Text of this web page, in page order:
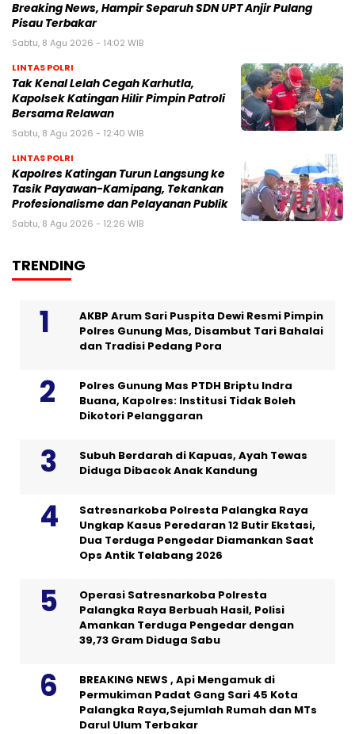
Breaking News, Hampir Separuh SDN UPT Anjir Pulang
Pisau Terbakar
Sabtu, 8 Agu 2026 - 14:02 WIB
LINTAS POLRI
Tak Kenal Lelah Cegah Karhutla,
Kapolsek Katingan Hilir Pimpin Patroli
Bersama Relawan
Sabtu, 8 Agu 2026 - 12:40 WIB
LINTAS POLRI
Kapolres Katingan Turun Langsung ke
Tasik Payawan-Kamipang, Tekankan
Profesionalisme dan Pelayanan Publik
Sabtu, 8 Agu 2026 - 12:26 WIB
TRENDING
AKBP Arum Sari Puspita Dewi Resmi Pimpin
Polres Gunung Mas, Disambut Tari Bahalai
dan Tradisi Pedang Pora
Polres Gunung Mas PTDH Briptu Indra
Buana, Kapolres: Institusi Tidak Boleh
Dikotori Pelanggaran
Subuh Berdarah di Kapuas, Ayah Tewas
Diduga Dibacok Anak Kandung
Satresnarkoba Polresta Palangka Raya
Ungkap Kasus Peredaran 12 Butir Ekstasi,
Dua Terduga Pengedar Diamankan Saat
Ops Antik Telabang 2026
Operasi Satresnarkoba Polresta
Palangka Raya Berbuah Hasil, Polisi
Amankan Terduga Pengedar dengan
39,73 Gram Diduga Sabu
BREAKING NEWS , Api Mengamuk di
Permukiman Padat Gang Sari 45 Kota
Palangka Raya,Sejumlah Rumah dan MTs
Darul Ulum Terbakar